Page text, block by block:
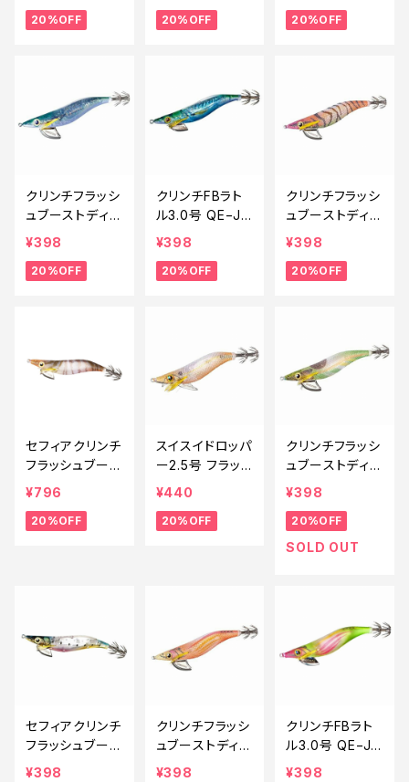
【20】
20%OFF
0【特価ルアー】
20%OFF
トG0【特価ルア
20%OFF
クリンチフラッシ
ュブーストディー
プ3.5号 QE−D3
バ 0【特価ルア
¥398
20%OFF
クリンチFBラト
ル3.0号 QE−J3
0V TRケイムラ
ルアー】【20】
¥398
20%OFF
クリンチフラッシ
ュブーストディー
プ3.5号 QE−D3
K0【特価ルア
¥398
20%OFF
セフィアクリンチ
フラッシュブース
ト QE-X25T 0
ー】【20】
¥796
20%OFF
スイスイドロッパ
ー2.5号 フラッ
シュブースト QS
ラアジ【特価ルア
¥440
20%OFF
クリンチフラッシ
ュブーストディー
プ3.5号 QE−D3
カド0【特価ルア
ー】【20】
¥398
20%OFF
SOLD OUT
セフィアクリンチ
フラッシュブース
ト 3号 QE−X30
¥398
クリンチフラッシ
ュブーストディー
プ3.5号 QE−D3
¥398
クリンチFBラト
ル3.0号 QE−J3
0V ピンクチャー
¥398